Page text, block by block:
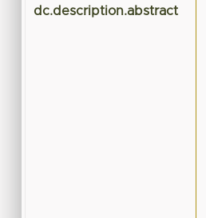
dc.description.abstract